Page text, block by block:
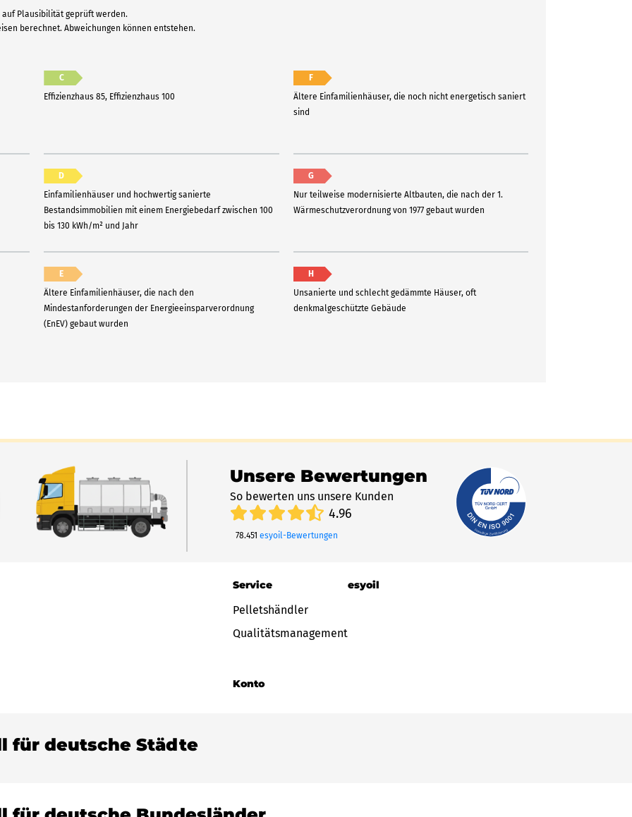
Plausibilität geprüft werden.
berechnet. Abweichungen können entstehen.
C
Effizienzhaus 85, Effizienzhaus 100
D
Einfamilienhäuser und hochwertig sanierte
Bestandsimmobilien mit einem Energiebedarf zwischen 100
bis 130 kWh/m² und Jahr
E
Ältere Einfamilienhäuser, die nach den
Mindestanforderungen der Energieeinsparverordnung
(EnEV) gebaut wurden
F
Ältere Einfamilienhäuser, die noch nicht energetisch saniert
sind
G
Nur teilweise modernisierte Altbauten, die nach der 1.
Wärmeschutzverordnung von 1977 gebaut wurden
H
Unsanierte und schlecht gedämmte Häuser, oft
denkmalgeschützte Gebäude
Unsere Bewertungen
So bewerten uns unsere Kunden
4.96
78.451 esyoil-Bewertungen
Service
Pelletshändler
Qualitätsmanagement
Konto
esyoil
für deutsche Städte